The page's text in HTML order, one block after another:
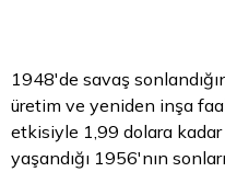
1948'de savaş
üretim ve yeniden inşa
etkisiyle 1,99 dolara kadar
yaşandığı 1956'nın